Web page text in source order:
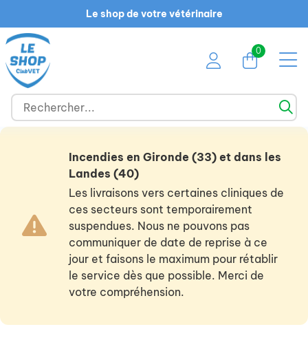
Le shop de votre vétérinaire
0
Incendies en Gironde (33) et dans les
Landes (40)
Les livraisons vers certaines cliniques de
ces secteurs sont temporairement
suspendues. Nous ne pouvons pas
communiquer de date de reprise à ce
jour et faisons le maximum pour rétablir
le service dès que possible. Merci de
votre compréhension.